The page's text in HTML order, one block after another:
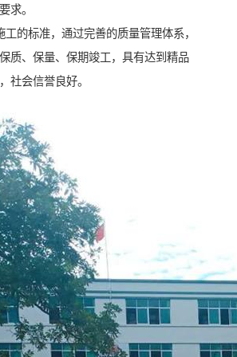
求。
工的标准，通过完善的质量管理体系，
质、保量、保期竣工，具有达到精品
社会信誉良好。